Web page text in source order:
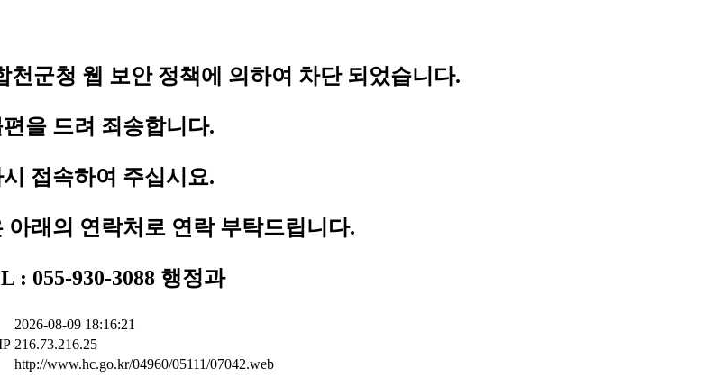
천군청 웹 보안 정책에 의하여 차단 되었습니다.
을 드려 죄송합니다.
시 접속하여 주십시요.
아래의 연락처로 연락 부탁드립니다.
: 055-930-3088 행정과
2026-08-09 18:16:21
216.73.216.25
http://www.hc.go.kr/04960/05111/07042.web